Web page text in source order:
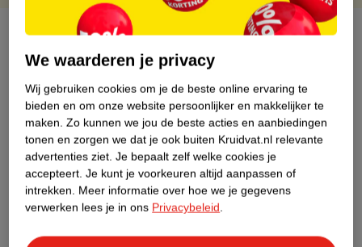
Over dit product
Productinformatie
Etiketinformatie
Nature Impact Score
Dit product heeft (nog) geen Nature
Impact Score.
We waarderen je privacy
Wij gebruiken cookies om je de beste online ervaring te
bieden en om onze website persoonlijker en makkelijker te
maken. Zo kunnen we jou de beste acties en aanbiedingen
tonen en zorgen we dat je ook buiten Kruidvat.nl relevante
advertenties ziet. Je bepaalt zelf welke cookies je
accepteert. Je kunt je voorkeuren altijd aanpassen of
intrekken. Meer informatie over hoe we je gegevens
verwerken lees je in ons Privacybeleid.